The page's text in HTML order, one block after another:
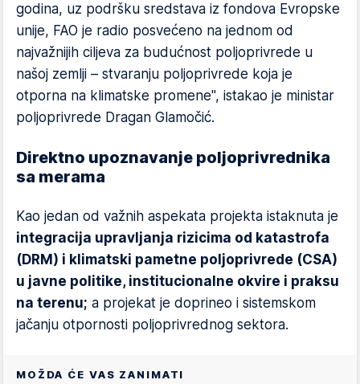
godina, uz podršku sredstava iz fondova Evropske
unije, FAO je radio posvećeno na jednom od
najvažnijih ciljeva za budućnost poljoprivrede u
našoj zemlji – stvaranju poljoprivrede koja je
otporna na klimatske promene", istakao je ministar
poljoprivrede Dragan Glamočić.
Direktno upoznavanje poljoprivrednika
sa merama
Kao jedan od važnih aspekata projekta istaknuta je
integracija upravljanja rizicima od katastrofa
(DRM) i klimatski pametne poljoprivrede (CSA)
u javne politike, institucionalne okvire i praksu
na terenu; a projekat je doprineo i sistemskom
jačanju otpornosti poljoprivrednog sektora.
MOŽDA ĆE VAS ZANIMATI